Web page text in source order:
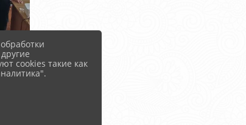
cookies такие как